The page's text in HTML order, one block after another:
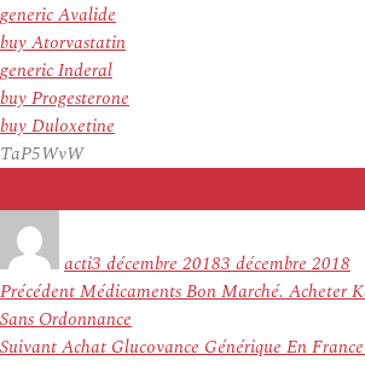
generic Avalide
buy Atorvastatin
generic Inderal
buy Progesterone
buy Duloxetine
TaP5WvW
actile
3 décembre 20183 décembre 2018
Navigation
de
l’article
PrécédentArticle
précédent :
Médicaments Bon Marché. Acheter
Sans Ordonnance
SuivantArticle
Achat Glucovance Générique En